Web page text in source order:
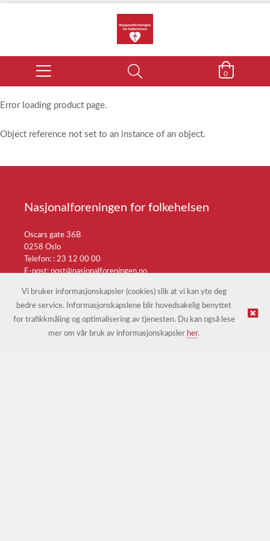
0
Error loading product page.
Object reference not set to an instance of an object.
Nasjonalforeningen for folkehelsen
Oscars gate 36B
0258 Oslo
Telefon: : 23 12 00 00
E-post:post@nasjonalforeningen.no
© Nasjonalforeningen for folkehelsen | Nettbutikk levert av
Kréatif
Vi bruker informasjonskapsler (cookies) slik at vi kan yte deg
bedre service. Informasjonskapslene blir hovedsakelig benyttet
for trafikkmåling og optimalisering av tjenesten. Du kan også lese
mer om vår bruk av informasjonskapsler her.